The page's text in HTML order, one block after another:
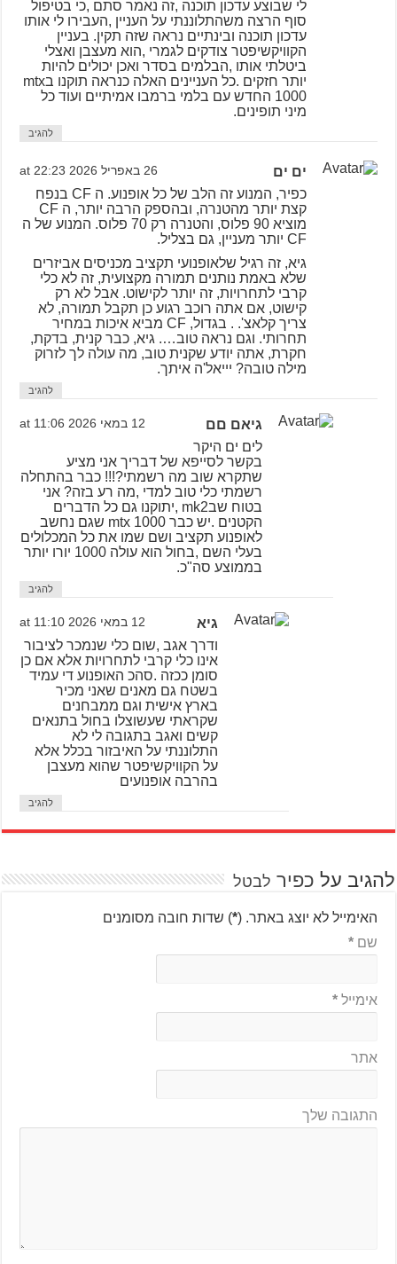
לי שבוצע עדכון תוכנה ,זה נאמר סתם ,כי בטיפול
סוף הרצה משהתלוננתי על העניין ,העבירו לי אותו
עדכון תוכנה ובינתיים נראה שזה תקין. בעניין
הקוויקשיפטר צודקים לגמרי ,הוא מעצבן ואצלי
ביטלתי אותו ,הבלמים בסדר ואכן יכולים להיות
יותר חזקים .כל העניינים האלה כנראה תוקנו בmtx
1000 החדש עם בלמי ברמבו אמיתיים ועוד כל
מיני תופינים.
להגיב
ים ים 26 באפריל 2026 at 22:23
כפיר, המנוע זה הלב של כל אופנוע. ה CF בנפח
קצת יותר מהטנרה, ובהספק הרבה יותר, ה CF
מוציא 90 פלוס, והטנרה רק 70 פלוס. המנוע של ה
CF יותר מעניין, גם בצליל.
גיא, זה רגיל שלאופנועי תקציב מכניסים אביזרים
שלא באמת נותנים תמורה מקצועית, זה לא כלי
קרבי לתחרויות, זה יותר לקישוט. אבל לא רק
קישוט, אם אתה רוכב רגוע כן תקבל תמורה, לא
צריך קלאצ'. . בגדול, CF מביא איכות במחיר
תחרותי. וגם נראה טוב…. גיא, כבר קנית, בדקת,
חקרת, אתה יודע שקנית טוב, מה עולה לך לזרוק
מילה טובה? יייאל'ה איתך.
להגיב
גיאם םם 12 במאי 2026 at 11:06
לים ים היקר
בקשר לסייפא של דבריך אני מציע
שתקרא שוב מה רשמתי?!!! כבר בהתחלה
רשמתי כלי טוב למדי ,מה רע בזה? אני
בטוח שבmk2 ,יתוקנו גם כל הדברים
הקטנים .יש כבר mtx 1000 שגם נחשב
לאופנוע תקציב ושם שמו את כל המכלולים
בעלי השם ,בחול הוא עולה 1000 יורו יותר
בממוצע סה"כ.
להגיב
גיא 12 במאי 2026 at 11:10
ודרך אגב ,שום כלי שנמכר לציבור
אינו כלי קרבי לתחרויות אלא אם כן
סומן ככזה .סהכ האופנוע די עמיד
בשטח גם מאנים שאני מכיר
בארץ אישית וגם ממבחנים
שקראתי שעשוצלו בחול בתנאים
קשים ואגב בתגובה לי לא
התלוננתי על האיבזור בכלל אלא
על הקוויקשיפטר שהוא מעצבן
בהרבה אופנועים
להגיב
להגיב על כפיר לבטל
האימייל לא יוצג באתר. (
*) שדות חובה מסומנים
שם*
אימייל*
אתר
התגובה שלך